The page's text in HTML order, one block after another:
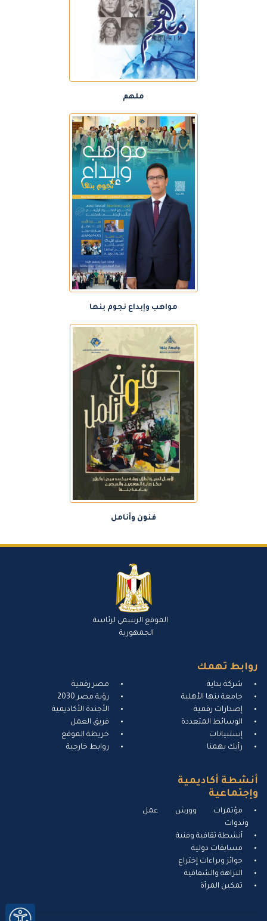
ملهم
مواهب وإبداع نجوم بنها
فنون وأنامل
الموقع الرسمي لرئاسة
الجمهورية
روابط تهمك
شركة بداية
جامعة بنها الأهلية
إصدارات رقمية
الوسائط المتعددة
إستبيانات
رأيك يهمنا
مصر رقمية
رؤية مصر 2030
الأجندة الأكاديمية
فريق العمل
خريطة الموقع
روابط خارجية
أنشطة أكاديمية
وإجتماعية
مؤتمرات وورش عمل
وندوات
أنشطة ثقافية وفنية
مسابقات دولية
جوائز وبراءات إختراع
النزاهة والشفافية
تمكين المرأة